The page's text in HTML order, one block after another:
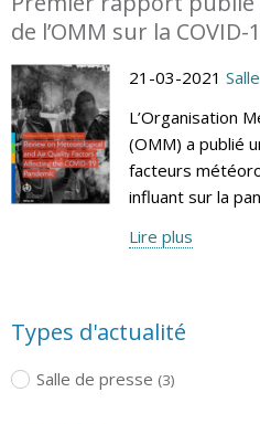
de l’OMM sur la COVID-
21-03-2021
L’Organisation
(OMM) a publié
facteurs
influant sur la
Lire plus
Types d'actualité
Salle de presse (3)